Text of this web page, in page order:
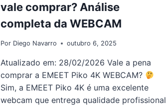
vale comprar? Análise
completa da WEBCAM
Por Diego Navarro outubro 6, 2025
Atualizado em: 28/02/2026 Vale a pena
comprar a EMEET Piko 4K WEBCAM?
Sim, a EMEET Piko 4K é uma excelente
webcam que entrega qualidade profissional